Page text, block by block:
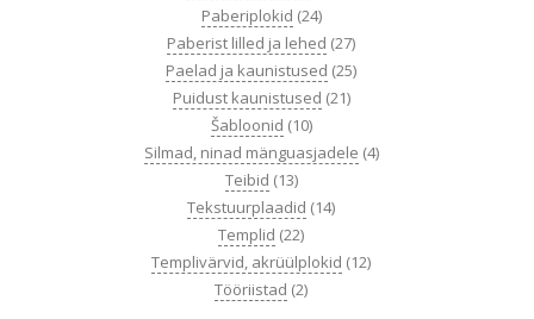
Paberiplokid (24)
Paberist lilled ja lehed (27)
Paelad ja kaunistused (25)
Puidust kaunistused (21)
Šabloonid (10)
Silmad, ninad mänguasjadele (4)
Teibid (13)
Tekstuurplaadid (14)
Templid (22)
Templivärvid, akrüülplokid (12)
Tööriistad (2)